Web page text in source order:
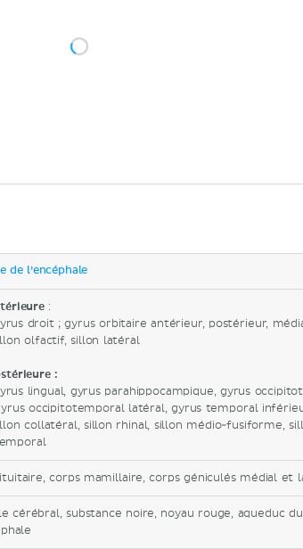
de l’encéphale
:
droit ; gyrus orbitaire antérieur, postérieur,
olfactif, sillon latéral
:
lingual, gyrus parahippocampique, gyrus
occipitotemporal latéral, gyrus temporal
collatéral, sillon rhinal, sillon médio-fusiforme,
corps mamillaire, corps géniculés médial et
cérébral, substance noire, noyau rouge, aqueduc du